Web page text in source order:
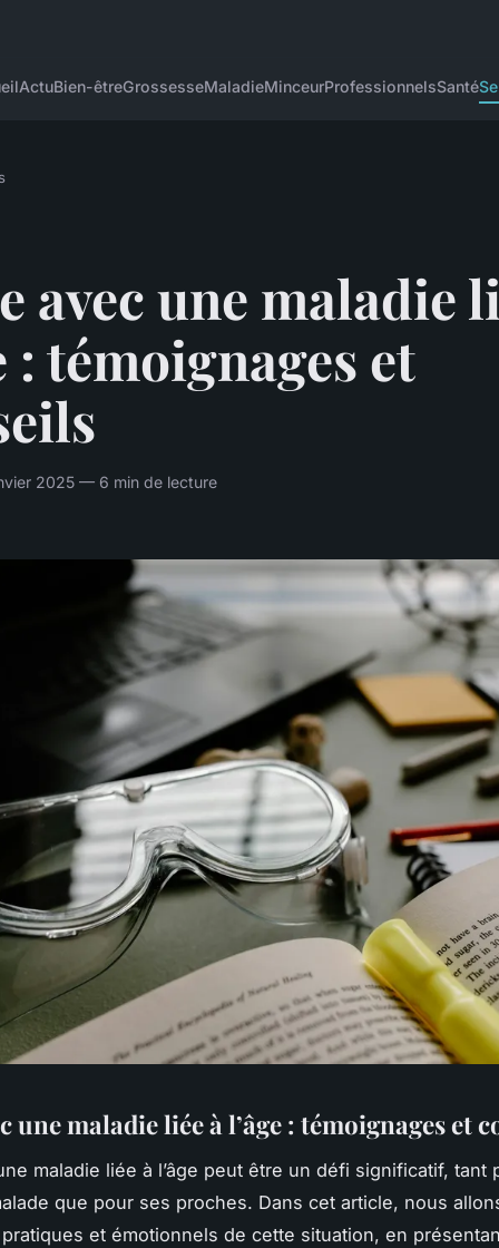
ActuBien-êtreGrossesseMaladieMinceurProfessionnelsSanté
avec une maladie
: témoignages et
2025 — 6 min de lecture
une maladie liée à l’âge : témoignages et
maladie liée à l’âge peut être un défi significatif, tant
que pour ses proches. Dans cet article, nous
et émotionnels de cette situation, en